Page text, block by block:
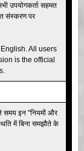
टोक्यो बे
उपयोगकर्ता सहमत
संस्करण पर
All users
is the official
समय इन "नियमों और
में बिना समझौते के